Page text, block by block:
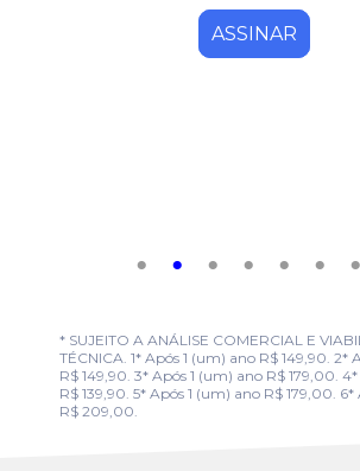
ASSINAR
* SUJEITO A ANÁLISE COMERCIAL E
TÉCNICA. 1* Após 1 (um) ano R$ 149,90. 2*
R$ 149,90. 3* Após 1 (um) ano R$ 179,00.
R$ 139,90. 5* Após 1 (um) ano R$ 179,00.
R$ 209,00.